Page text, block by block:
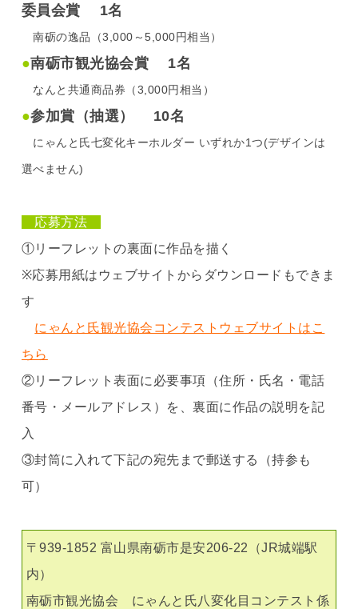
委員会賞 1名
南砺の逸品（3,000～5,000円相当）
●南砺市観光協会賞 1名
なんと共通商品券（3,000円相当）
●参加賞（抽選） 10名
にゃんと氏七変化キーホルダー いずれか1つ(デザインは
選べません)
応募方法
①リーフレットの裏面に作品を描く
※応募用紙はウェブサイトからダウンロードもできま
す
にゃんと氏観光協会コンテストウェブサイトはこ
ちら
②リーフレット表面に必要事項（住所・氏名・電話
番号・メールアドレス）を、裏面に作品の説明を記
入
③封筒に入れて下記の宛先まで郵送する（持参も
可）
〒939-1852 富山県南砺市是安206-22（JR城端駅
内）
南砺市観光協会 にゃんと氏八変化目コンテスト係